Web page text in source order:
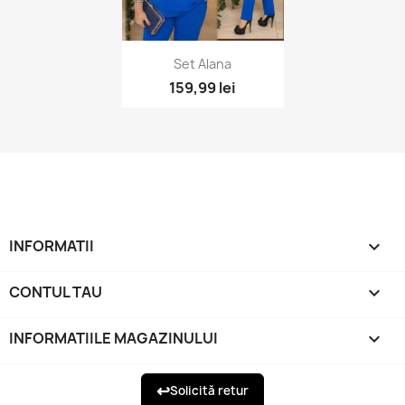
Vizualizare rapida
Set Alana
159,99 lei
INFORMATII 
CONTUL TAU 
INFORMATIILE MAGAZINULUI keyboard_arrow_down
↩Solicită retur